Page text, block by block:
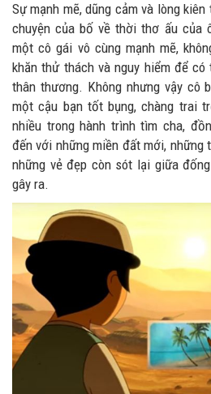
Sự mạnh mẽ, dũng cảm và lòng
chuyện của bố về thời thơ ấu của
một cô gái vô cùng mạnh mẽ,
khăn thử thách và nguy hiểm để
thân thương. Không nhưng vậy cô
một cậu bạn tốt bụng, chàng trai
nhiều trong hành trình tìm cha,
đến với những miền đất mới, những
những vẻ đẹp còn sót lại giữa
gây ra.